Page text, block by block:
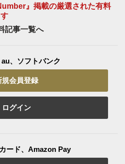
』掲載の厳選された有料
記事一覧へ
au、ソフトバンク
規会員登録
ログイン
ード、Amazon Pay